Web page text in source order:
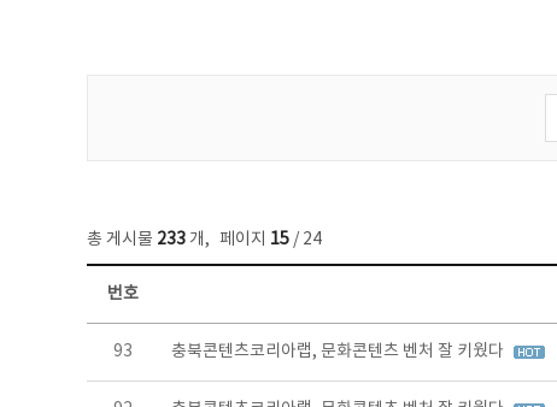
총 게시물 233 개, 페이지 15 / 24
보도자료 목록 - 번호, 제목, 작성자, 파일, 조회수, 작성일 정보 제공
번호
93 충북콘텐츠코리아랩, 문화콘텐츠 벤처 잘 키웠다